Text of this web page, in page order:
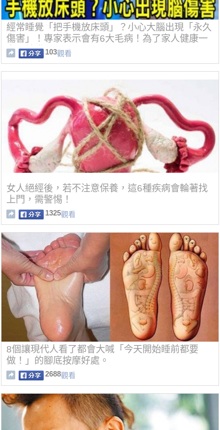
經常睡覺「把手機放床頭」？小心大腦出現「永久
傷害」！專家表示會有6大毛病！為了家人健康一
定要轉發！
103觀看
女人絕經後，若不注意保養，這6種疾病會輪著找
上門，需警惕！
1325觀看
8個讓現代人看了都會大喊「今天開始睡前都要
做！」的腳底按摩好處。
2688觀看